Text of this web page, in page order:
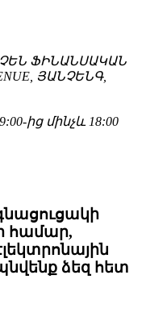
ՖԻՆԱՆՍԱԿԱՆ
ՅԱՆՉԵՆԳ,
ից մինչև 18:00
համար,
ձեզ հետ